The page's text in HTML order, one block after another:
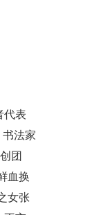
代表
书法家
团
血换
女张